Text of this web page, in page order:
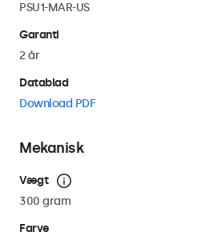
PSU1-MAR-US
Garanti
2 år
Datablad
Download PDF
Mekanisk
Vægt
300 gram
Farve